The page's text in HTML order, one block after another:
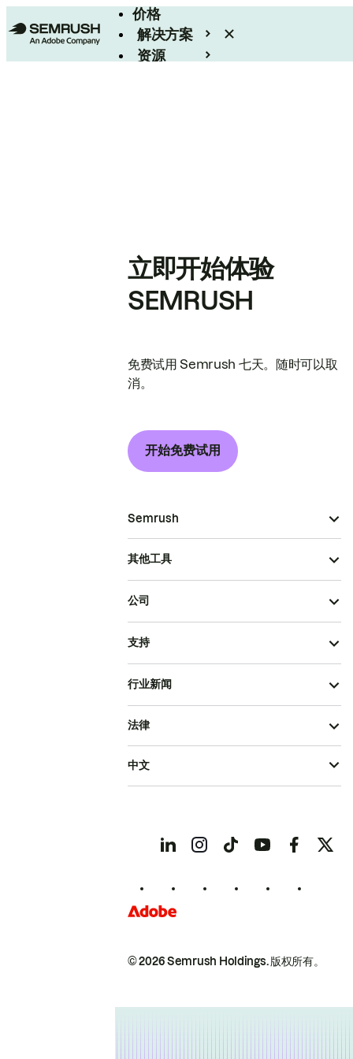
价格
解决方案
资源
立即开始体验
SEMRUSH
免费试用 Semrush 七天。随时可以取
消。
开始免费试用
Semrush
其他工具
公司
支持
行业新闻
© 2026 Semrush Holdings.版权所有。
法律
中文